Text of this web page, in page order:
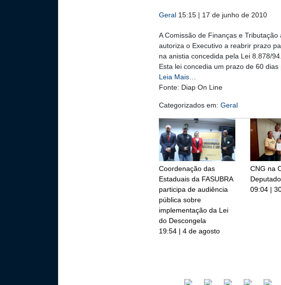
Geral 15:15 | 17 de junho de 2010
A Comissão de Finanças e
autoriza o Executivo a reabrir prazo
na anistia concedida pela Lei 8.878/94.
Esta lei concedia um prazo de 60
Leia Mais…
Fonte: Diap On Line
Categorizados em:Geral
Coordenação das
Estaduais da FASUBRA
participa de audiência
pública sobre
implementação da Lei
do Descongela
19:54 | 4 de agosto
CNG na
09:04 |